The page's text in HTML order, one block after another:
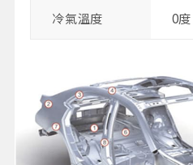
冷氣溫度 0度